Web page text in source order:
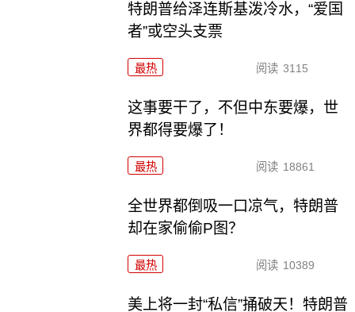
特朗普给泽连斯基泼冷水，“爱国
者”或空头支票
最热 阅读 3115
这事要干了，不但中东要爆，世
界都得要爆了！
最热 阅读 18861
全世界都倒吸一口凉气，特朗普
却在家偷偷P图？
最热 阅读 10389
美上将一封“私信”捅破天！特朗普